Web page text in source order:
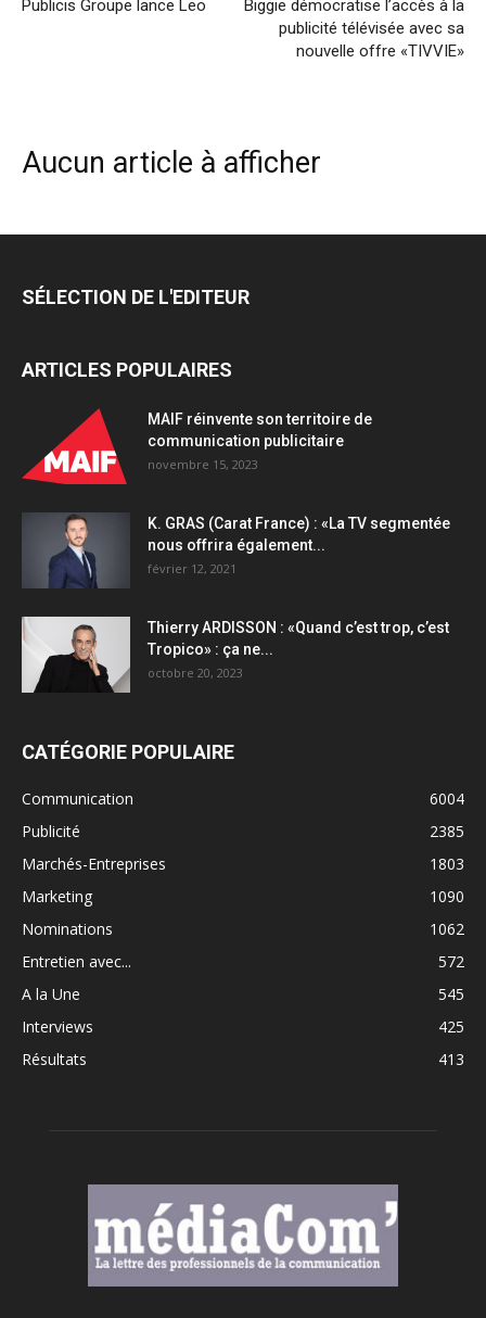
Publicis Groupe lance Leo
Biggie démocratise l’accès à la
publicité télévisée avec sa
nouvelle offre «TIVVIE»
Aucun article à afficher
SÉLECTION DE L'EDITEUR
ARTICLES POPULAIRES
MAIF réinvente son territoire de
communication publicitaire
novembre 15, 2023
K. GRAS (Carat France) : «La TV segmentée
nous offrira également...
février 12, 2021
Thierry ARDISSON : «Quand c’est trop, c’est
Tropico» : ça ne...
octobre 20, 2023
CATÉGORIE POPULAIRE
Communication
6004
Publicité
2385
Marchés-Entreprises
1803
Marketing
1090
Nominations
1062
Entretien avec...
572
A la Une
545
Interviews
425
Résultats
413